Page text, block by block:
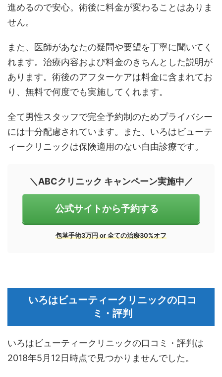
進めるので安心。術後に料金が変わることはありま
せん。
また、医師があなたの疑問や要望を丁寧に聞いてく
れます。治療内容および料金のきちんとした説明が
あります。術後のアフターケアは料金に含まれてお
り、無料で何度でも実施してくれます。
全て男性スタッフで完全予約制のためプライバシー
には十分配慮されています。また、いろはビューテ
ィークリニックは保険適用のない自由診療です。
＼ABCクリニック キャンペーン実施中／
公式サイトから予約する
包茎手術3万円 or 全ての治療30%オフ
いろはビューティークリニックの口コ
ミ・評判
いろはビューティークリニックの口コミ・評判は
2018年5月12日時点で見つかりませんでした。